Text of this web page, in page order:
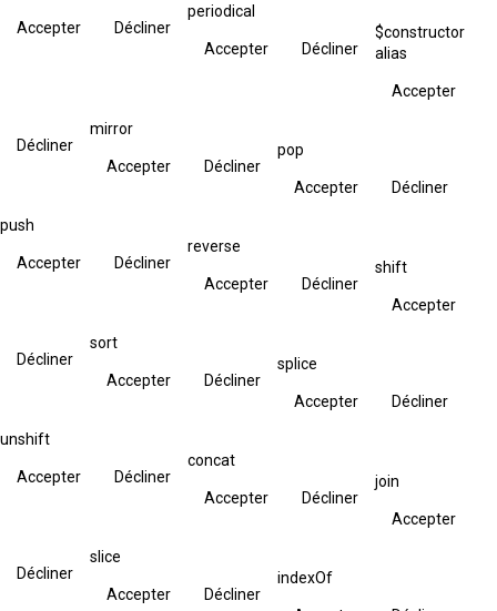
Accepter Décliner
periodical
Accepter Décliner
$constructor
alias
Accepter
Décliner
mirror
Accepter Décliner
pop
Accepter Décliner
push
Accepter Décliner
reverse
Accepter Décliner
shift
Accepter
Décliner
sort
Accepter Décliner
splice
Accepter Décliner
unshift
Accepter Décliner
concat
Accepter Décliner
join
Accepter
Décliner
slice
Accepter Décliner
indexOf